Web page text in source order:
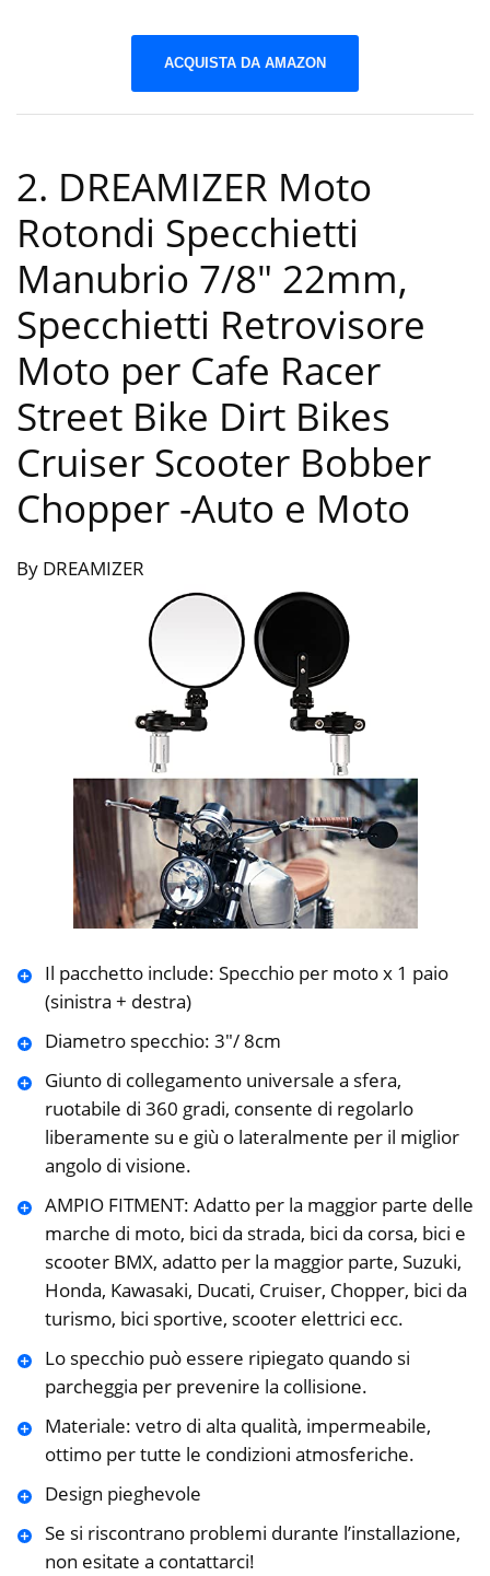
ACQUISTA DA AMAZON
2. DREAMIZER Moto
Rotondi Specchietti
Manubrio 7/8″ 22mm,
Specchietti Retrovisore
Moto per Cafe Racer
Street Bike Dirt Bikes
Cruiser Scooter Bobber
Chopper -Auto e Moto
By DREAMIZER
Il pacchetto include: Specchio per moto x 1 paio
(sinistra + destra)
Diametro specchio: 3″/ 8cm
Giunto di collegamento universale a sfera,
ruotabile di 360 gradi, consente di regolarlo
liberamente su e giù o lateralmente per il miglior
angolo di visione.
AMPIO FITMENT: Adatto per la maggior parte delle
marche di moto, bici da strada, bici da corsa, bici e
scooter BMX, adatto per la maggior parte, Suzuki,
Honda, Kawasaki, Ducati, Cruiser, Chopper, bici da
turismo, bici sportive, scooter elettrici ecc.
Lo specchio può essere ripiegato quando si
parcheggia per prevenire la collisione.
Materiale: vetro di alta qualità, impermeabile,
ottimo per tutte le condizioni atmosferiche.
Design pieghevole
Se si riscontrano problemi durante l’installazione,
non esitate a contattarci!